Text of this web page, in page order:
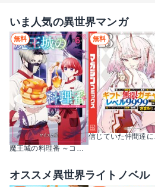
いま人気の異世界マンガ
無料 無料
オススメ異世界ライトノベル